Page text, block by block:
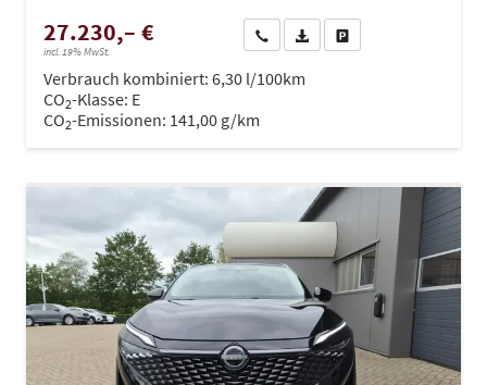
27.230,– €
incl. 19% MwSt.
Wir rufen Sie anPDF-Datei, Fahrzeugexposé
Verbrauch kombiniert: 6,30 l/100km
CO2-Klasse: E
CO2-Emissionen: 141,00 g/km